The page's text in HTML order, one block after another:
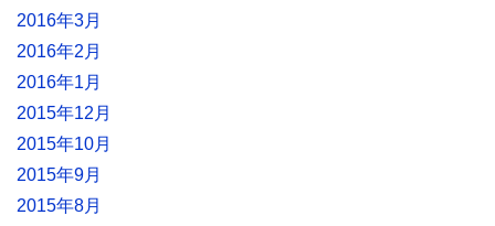
2016年3月
2016年2月
2016年1月
2015年12月
2015年10月
2015年9月
2015年8月